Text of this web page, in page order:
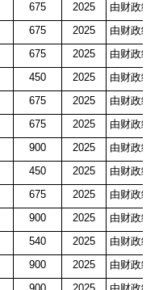
675 2025
由财政统
675 2025
由财政统
675 2025
由财政统
450 2025
由财政统
675 2025
由财政统
675 2025
由财政统
900 2025
由财政统
450 2025
由财政统
675 2025
由财政统
900 2025
由财政统
540 2025
由财政统
900 2025
由财政统